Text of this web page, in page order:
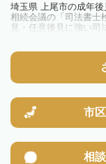
埼玉県 上尾市の成年後
相続会議の「司法書士
見・任意後見に強い司
のトラブルやお悩み
市
相